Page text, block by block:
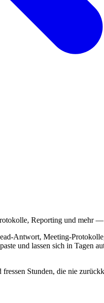
Reporting und mehr
Antwort, Meeting-
und lassen sich in Tagen
Stunden, die nie